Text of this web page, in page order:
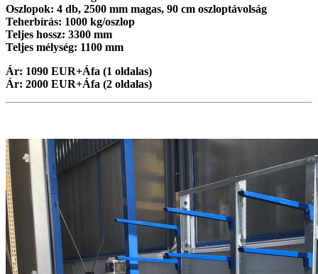
Oszlopok: 4 db, 2500 mm magas, 90 cm oszloptávolság
Teherbírás: 1000 kg/oszlop
Teljes hossz: 3300 mm
Teljes mélység: 1100 mm
Ár: 1090 EUR+Áfa (1 oldalas)
Ár: 2000 EUR+Áfa (2 oldalas)